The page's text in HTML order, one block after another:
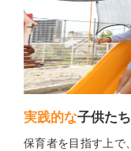
実践的な子供た
保育者を目指す上で